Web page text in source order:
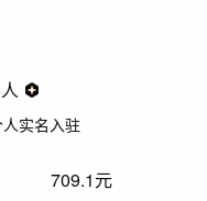
实名入驻
709.1元